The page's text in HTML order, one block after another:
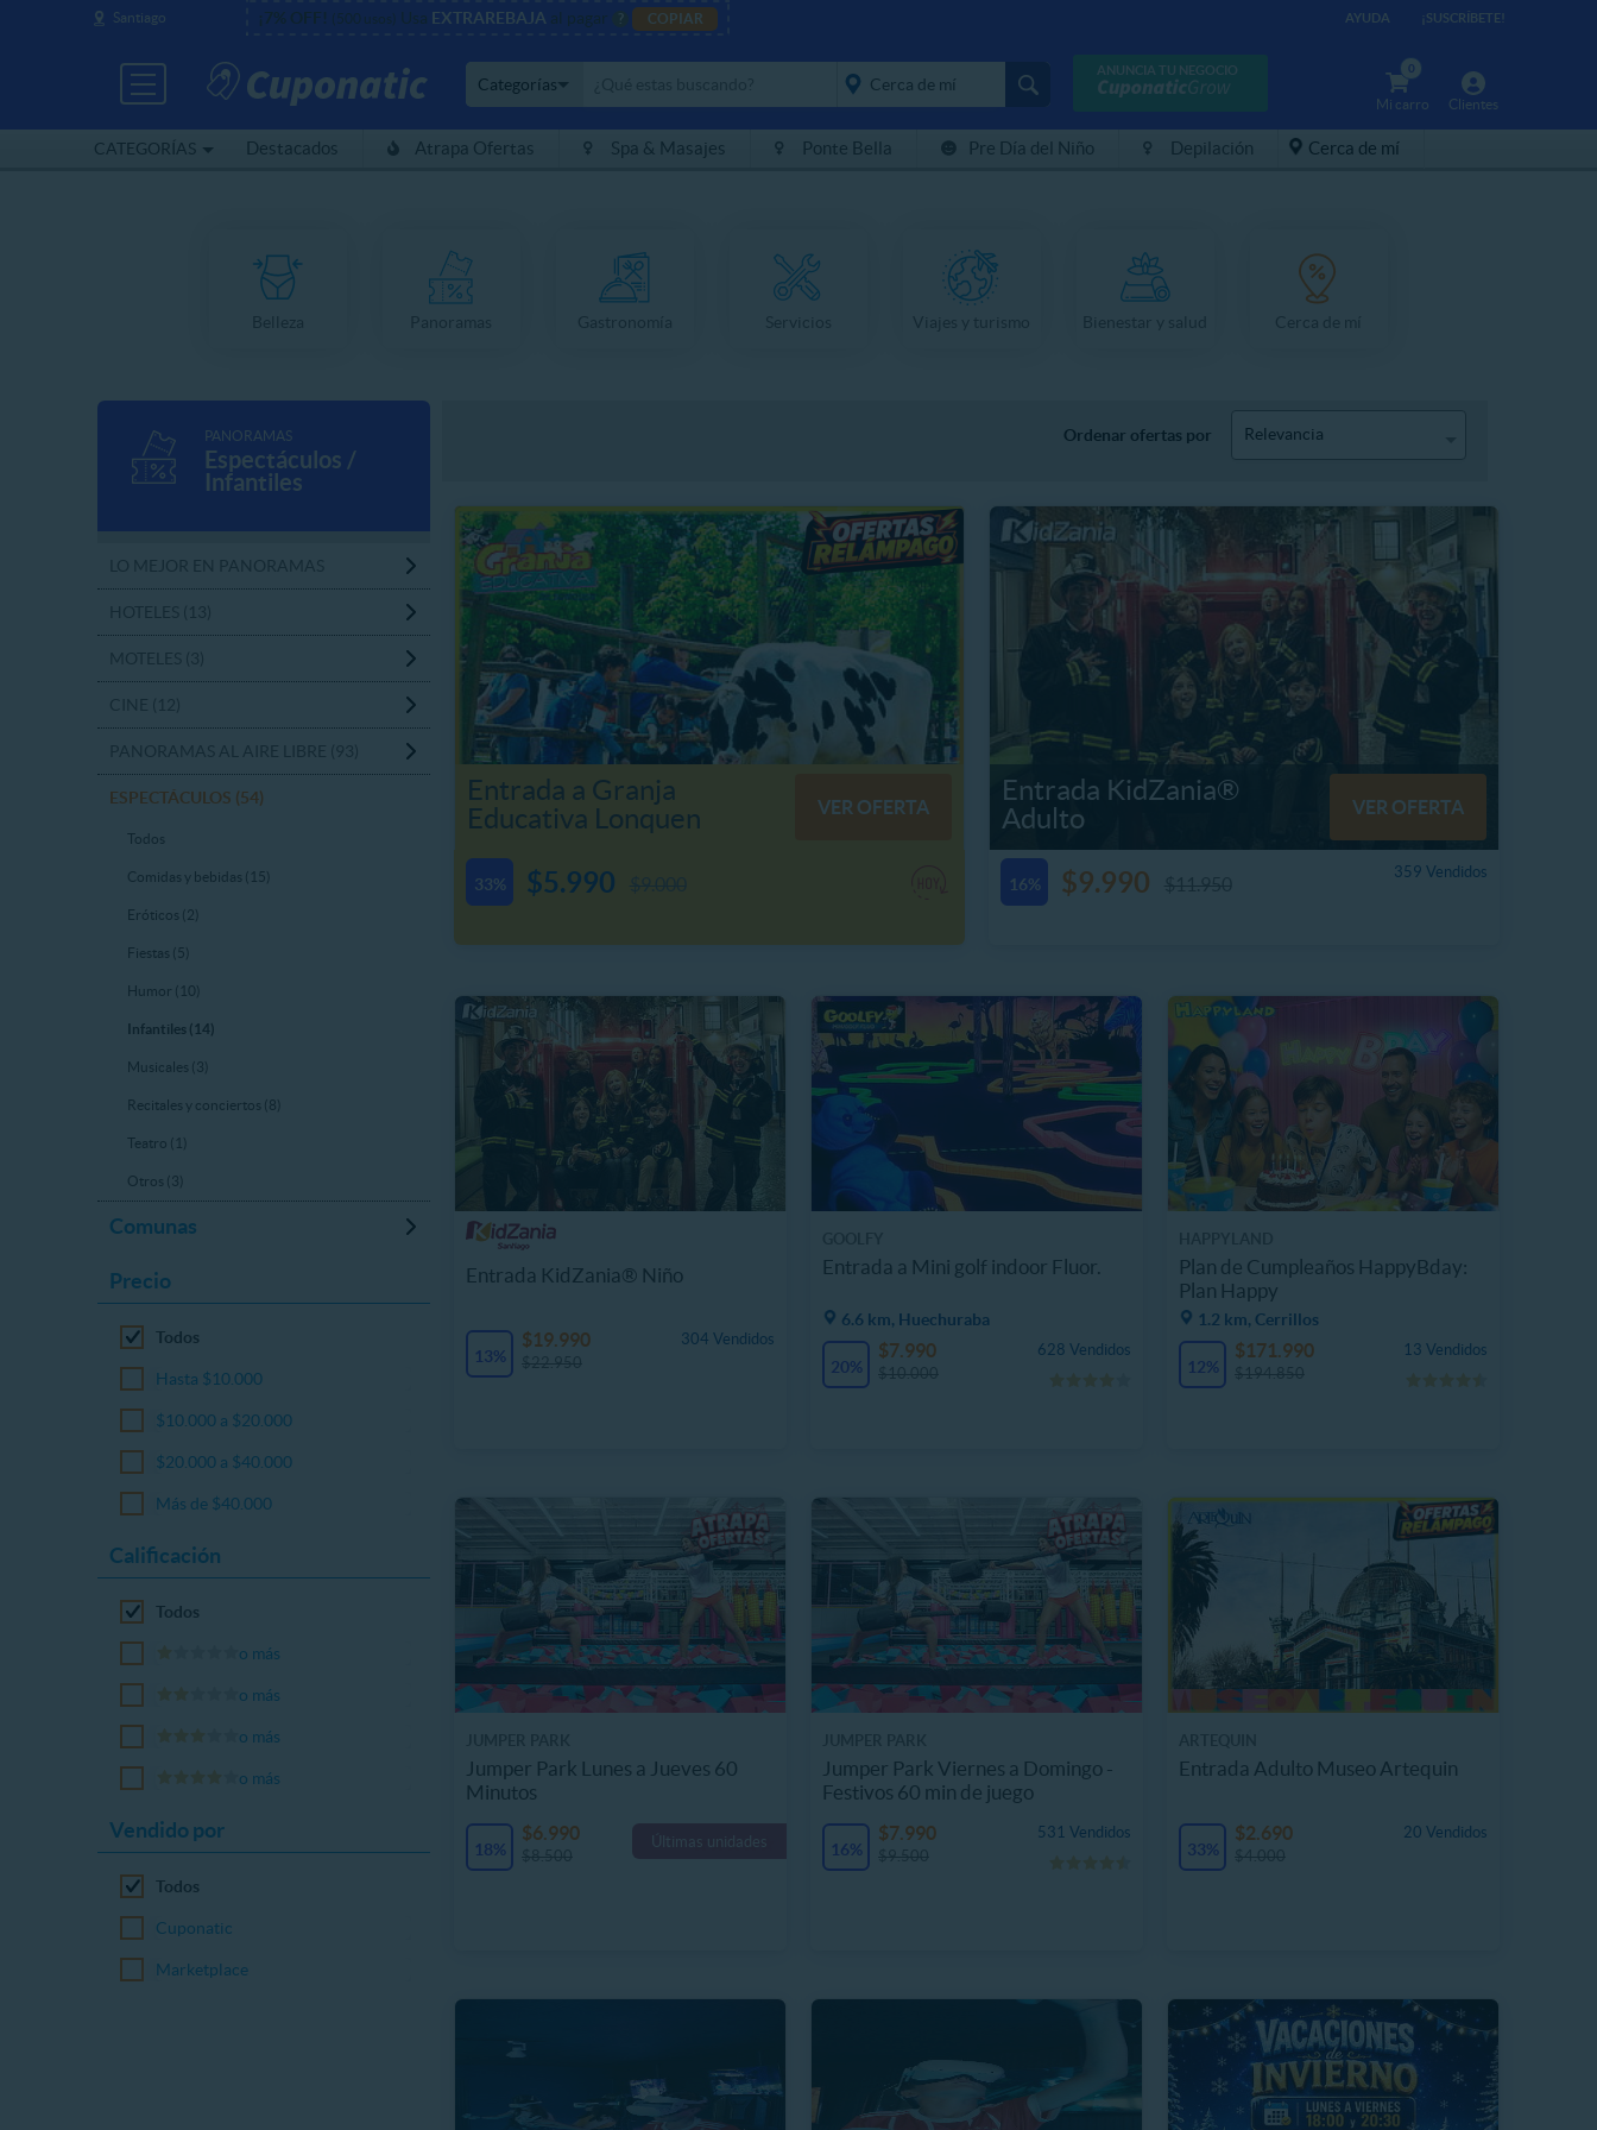
Santiago ¡7% OFF! (500 usos) Usa EXTRAREBAJA al pagar COPIAR AYUDA ¡SUSCRÍBETE!
CATEGORÍAS
ANUNCIA TU NEGOCIO
Clientes
Categorías
0
Mi carro
Destacados Atrapa Ofertas Spa & Masajes Ponte Bella Pre Día del Niño Depilación Cerca de mí
PANORAMAS
Espectáculos /
Infantiles
ESPECTÁCULOS (54)
Todos
Comidas y bebidas (15)
Eróticos (2)
Fiestas (5)
Humor (10)
Infantiles (14)
Musicales (3)
Recitales y conciertos (8)
Teatro (1)
Otros (3)
Comunas
Precio
Todos
Hasta $10.000
$10.000 a $20.000
$20.000 a $40.000
Más de $40.000
Calificación
Todos
o más
o más
o más
o más
Vendido por
Todos
Cuponatic
Marketplace
Ordenar ofertas por Relevancia
Entrada a Granja
Educativa Lonquen
VER OFERTA
33% $5.990
Entrada KidZania®
Adulto
VER OFERTA
16%
359 Vendidos
$9.990
Entrada KidZania® Niño
13%
304 Vendidos
$19.990
Entrada a Mini golf indoor Fluor.
6.6 km, Huechuraba
20%
628 Vendidos
$7.990
Plan de Cumpleaños HappyBday:
Plan Happy
1.2 km, Cerrillos
12%
13 Vendidos
$171.990
Jumper Park Lunes a Jueves 60
Minutos
18% Últimas unidades
$6.990
Jumper Park Viernes a Domingo -
Festivos 60 min de juego
16%
531 Vendidos
$7.990
Entrada Adulto Museo Artequin
33%
20 Vendidos
$2.690